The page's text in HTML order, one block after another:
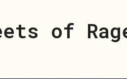
of